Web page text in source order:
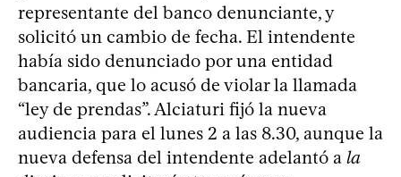
representante del banco denunciante, y
solicitó un cambio de fecha. El intendente
había sido denunciado por una entidad
bancaria, que lo acusó de violar la llamada
“ley de prendas”. Alciaturi fijó la nueva
audiencia para el lunes 2 a las 8.30, aunque la
nueva defensa del intendente adelantó a la